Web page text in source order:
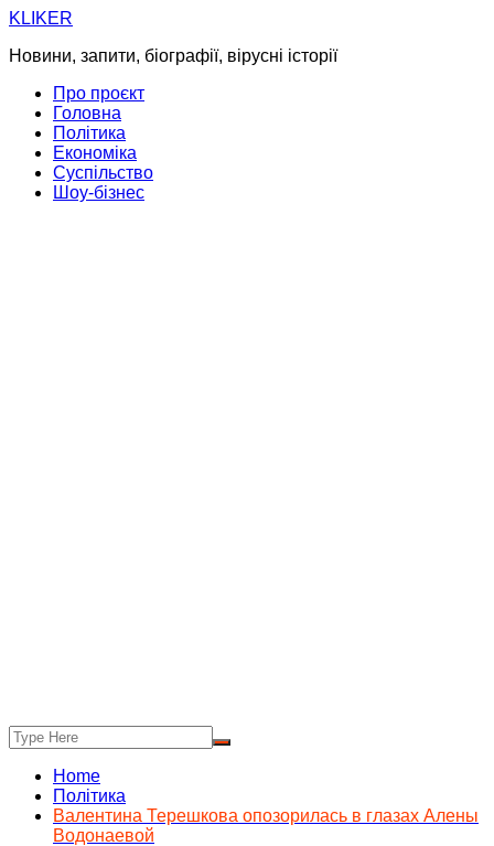
Skip
content
KLIKER
Новини, запити, біографії, вірусні історії
Про проєкт
Головна
Політика
Економіка
Суспільство
Шоу-бізнес
Home
Політика
Валентина Терешкова опозорилась в глазах Алены
Водонаевой